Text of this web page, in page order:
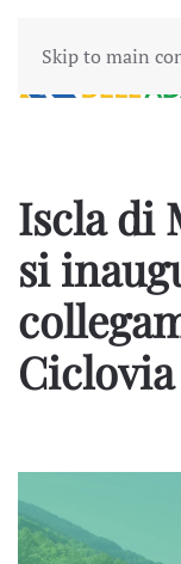
Skip to main
Iscla di
si